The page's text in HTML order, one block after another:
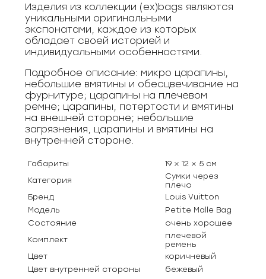
Изделия из коллекции (ex)bags являются
уникальными оригинальными
экспонатами, каждое из которых
обладает своей историей и
индивидуальными особенностями.
Подробное описание: микро царапины,
небольшие вмятины и обесцвечивание на
фурнитуре; царапины на плечевом
ремне; царапины, потертости и вмятины
на внешней стороне; небольшие
загрязнения, царапины и вмятины на
внутренней стороне.
Габариты
19 × 12 × 5 см
Категория
Сумки через
плечо
Бренд
Louis Vuitton
Модель
Petite Malle Bag
Состояние
очень хорошее
Комплект
плечевой
ремень
Цвет
коричневый
Цвет внутренней стороны
бежевый